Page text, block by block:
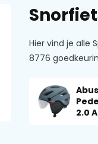
Hier vind je alle
8776
Abus
2.0